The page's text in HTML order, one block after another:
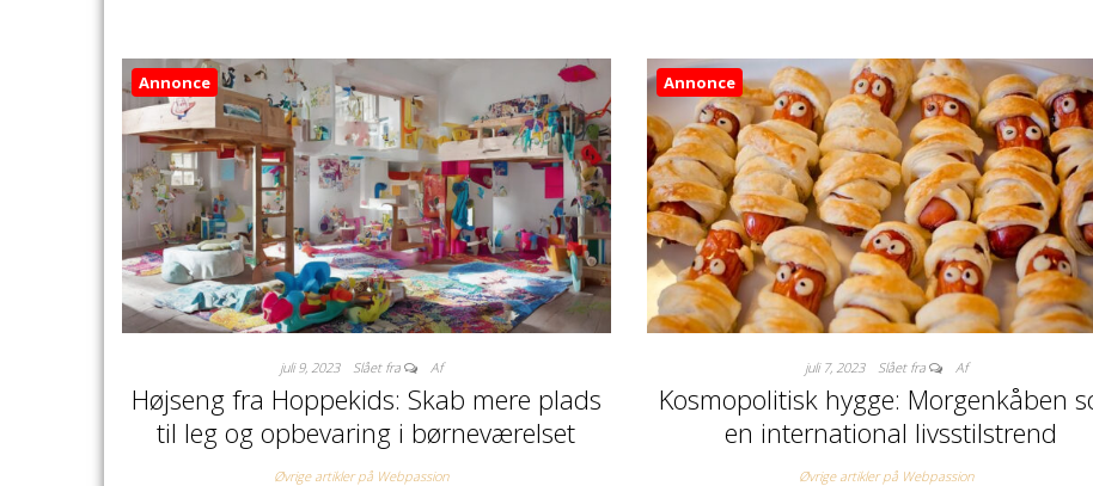
Annonce
juli 9, 2023 Slået fra Af
Højseng fra Hoppekids: Skab mere plads
til leg og opbevaring i børneværelset
Øvrige artikler på Webpassion
Annonce
juli 7, 2023 Slået fra Af
Kosmopolitisk hygge: Morgenkåben
en international livsstilstrend
Øvrige artikler på Webpassion